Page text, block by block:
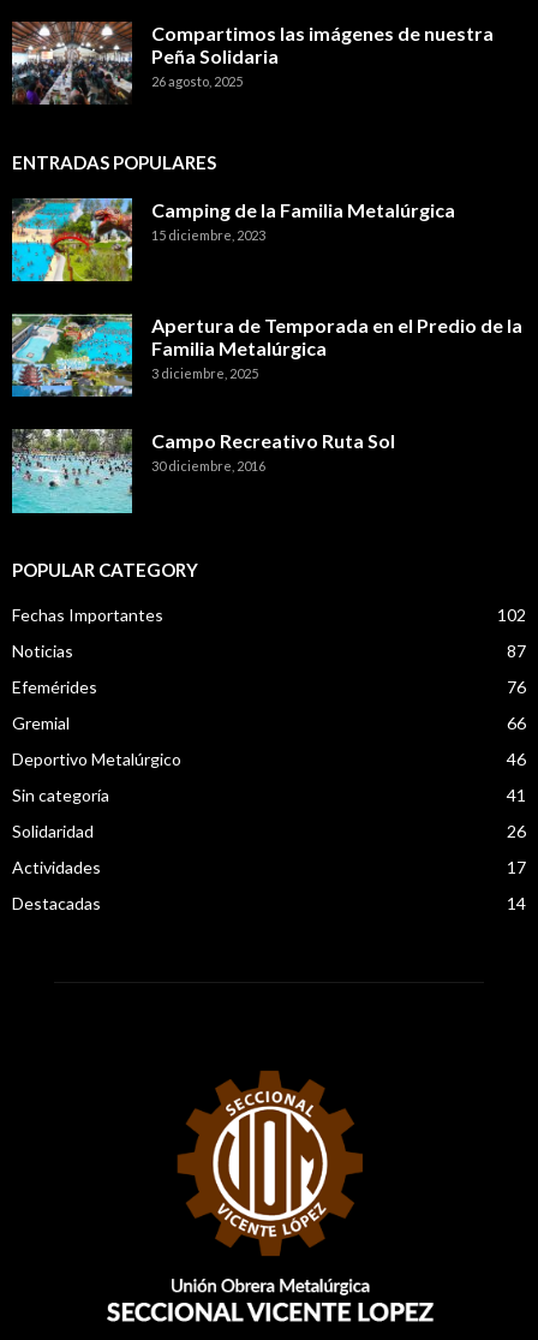
Compartimos las imágenes de nuestra
Peña Solidaria
26 agosto, 2025
ENTRADAS POPULARES
Camping de la Familia Metalúrgica
15 diciembre, 2023
Apertura de Temporada en el Predio de la
Familia Metalúrgica
3 diciembre, 2025
Campo Recreativo Ruta Sol
30 diciembre, 2016
POPULAR CATEGORY
Fechas Importantes
102
Noticias
87
Efemérides
76
Gremial
66
Deportivo Metalúrgico
46
Sin categoría
41
Solidaridad
26
Actividades
17
Destacadas
14